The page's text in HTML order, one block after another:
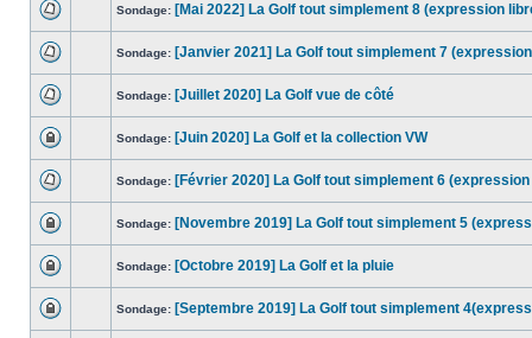
Sondage: [Mai 2022] La Golf tout simplement 8 (expression
Sondage: [Janvier 2021] La Golf tout simplement 7
Sondage: [Juillet 2020] La Golf vue de côté
Sondage: [Juin 2020] La Golf et la collection VW
Sondage: [Février 2020] La Golf tout simplement 6
Sondage: [Novembre 2019] La Golf tout simplement 5
Sondage: [Octobre 2019] La Golf et la pluie
Sondage: [Septembre 2019] La Golf tout simplement